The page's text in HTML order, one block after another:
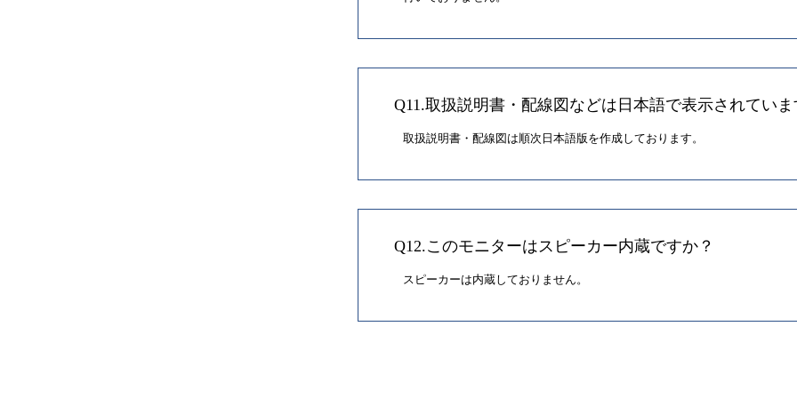
Q11.取扱説明書・配線図などは日本語で表示されてい
取扱説明書・配線図は順次日本語版を作成しております。
Q12.このモニターはスピーカー内蔵ですか？
スピーカーは内蔵しておりません。